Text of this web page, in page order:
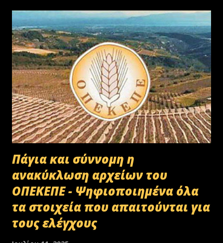
Πάγια και σύννομη η
ανακύκλωση αρχείων του
ΟΠΕΚΕΠΕ - Ψηφιοποιημένα όλα
τα στοιχεία που απαιτούνται για
τους ελέγχους